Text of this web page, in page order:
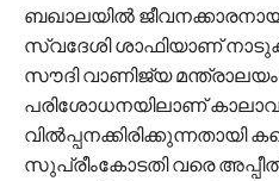
ബഖാലയില്‍
സ്വദേശി ശാഫിയാണ്
സൗദി വാണിജ്യ
പരിശോധനയിലാണ്
വിൽപ്പനക്കിരിക്കുന്നതായി
സുപ്രീംകോടതി വരെ